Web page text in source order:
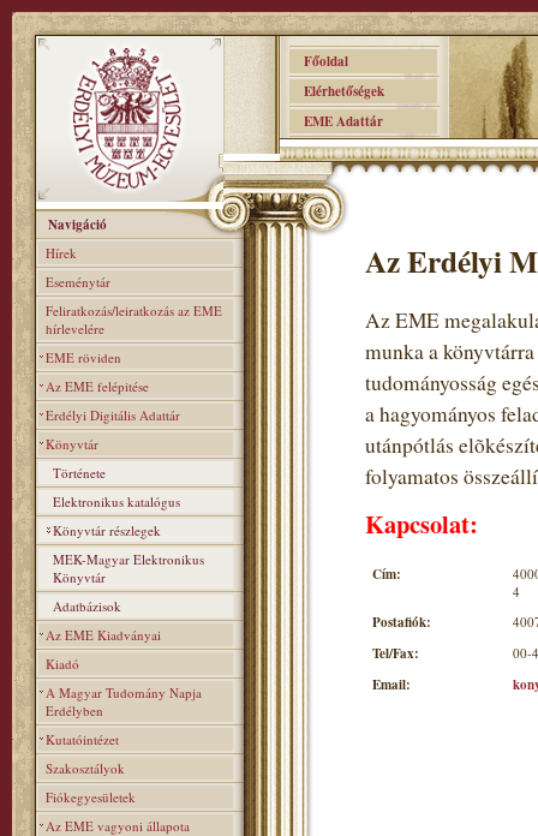
Főoldal
Elérhetőségek
EME Adattár
Navigáció
Hírek
Eseménytár
Feliratkozás/leiratkozás az EME
hírlevelére
EME röviden
Az EME felépitése
Erdélyi Digitális Adattár
Könyvtár
Története
Elektronikus katalógus
Könyvtár részlegek
MEK-Magyar Elektronikus
Könyvtár
Adatbázisok
Az EME Kiadványai
Kiadó
A Magyar Tudomány Napja
Erdélyben
Kutatóintézet
Szakosztályok
Fiókegyesületek
Az EME vagyoni állapota
Az Erdélyi
Az EME
munka a
tudományosság
a hagyományos
utánpótlás
folyamatos
Kapcsolat:
Cím:
4
Postafiók:
Tel/Fax: 00-
Email: